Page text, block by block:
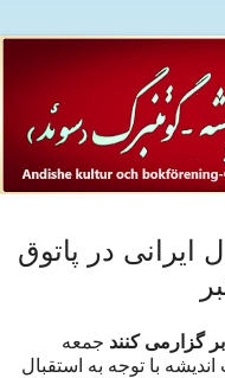
ایرانی در پاتوق
گزارمی کنند جمعه
کتاب اندیشه با توجه به استقبال